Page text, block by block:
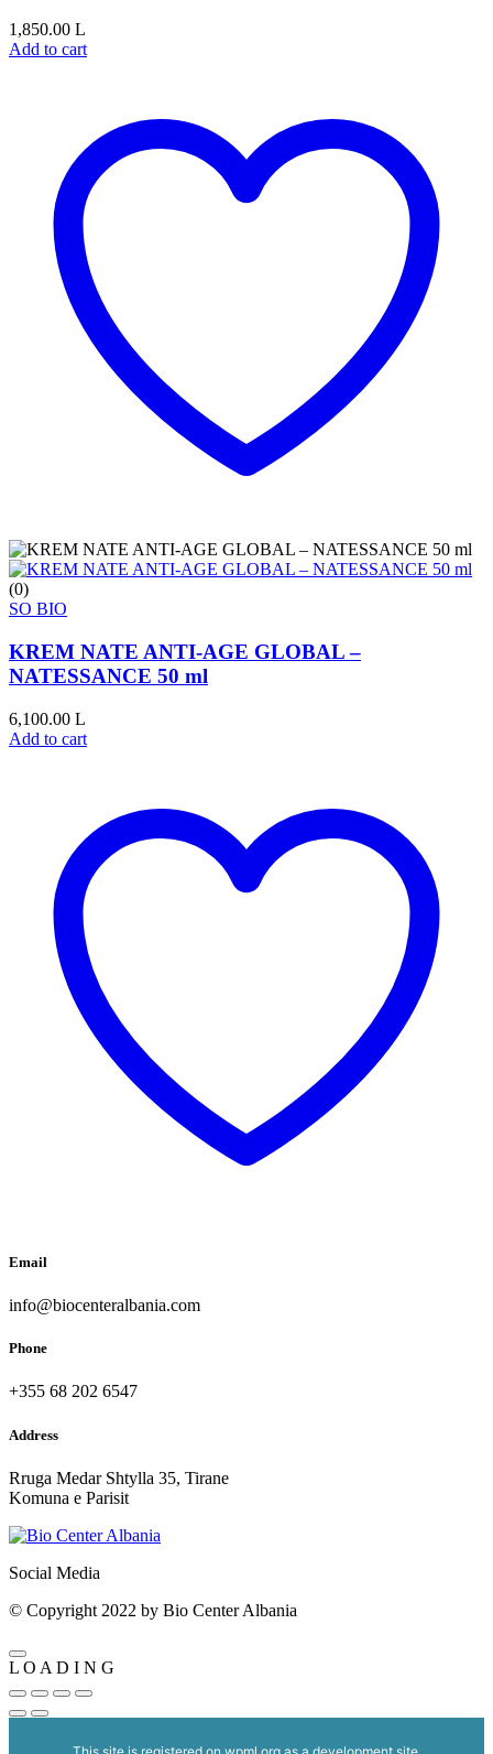
1,850.00 L
Add to cart
(0)
SO BIO
KREM NATE ANTI-AGE GLOBAL –
NATESSANCE 50 ml
6,100.00 L
Add to cart
Email
info@biocenteralbania.com
Phone
+355 68 202 6547
Address
Rruga Medar Shtylla 35, Tirane
Komuna e Parisit
Social Media
© Copyright 2022 by Bio Center Albania
L O A D I N G